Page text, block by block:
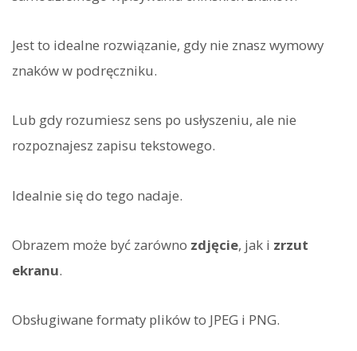
Jest to idealne rozwiązanie, gdy nie znasz wymowy
znaków w podręczniku.
Lub gdy rozumiesz sens po usłyszeniu, ale nie
rozpoznajesz zapisu tekstowego.
Idealnie się do tego nadaje.
Obrazem może być zarówno zdjęcie, jak i zrzut
ekranu.
Obsługiwane formaty plików to JPEG i PNG.